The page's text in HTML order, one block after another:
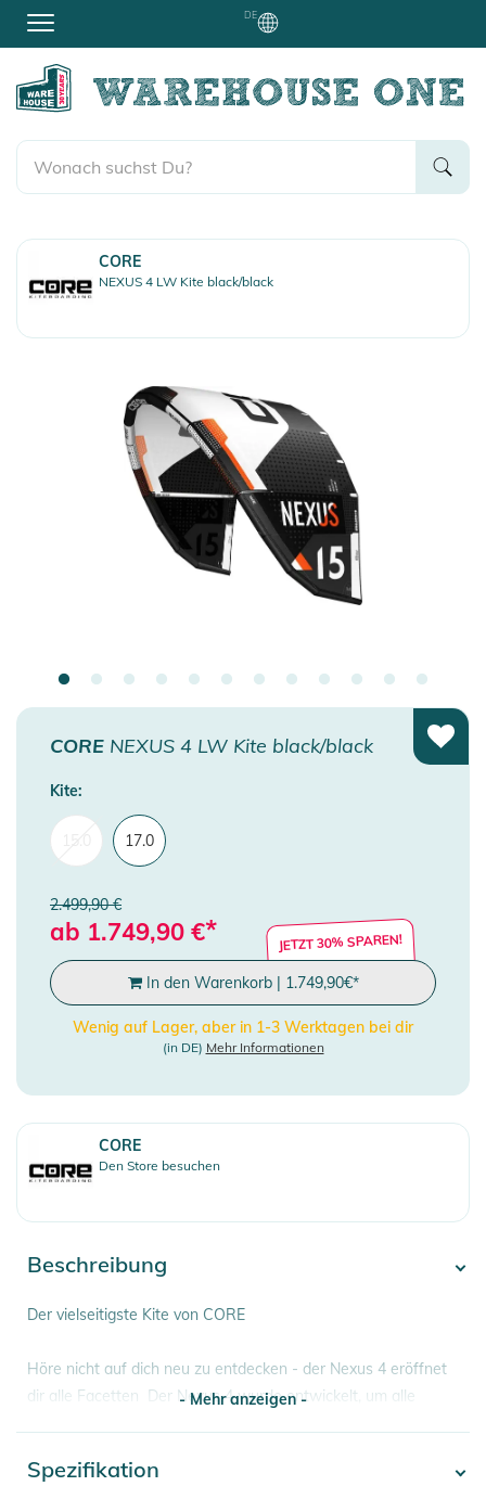
DE
CORE
NEXUS 4 LW Kite black/black
CORE NEXUS 4 LW Kite black/black
Kite:
17.0
2.499,90 €
ab 1.749,90 €* JETZT 30% SPAREN!
In den Warenkorb| 1.749,90€*
Wenig auf Lager, aber in 1-3 Werktagen bei dir
(in DE) Mehr Informationen
CORE
Den Store besuchen
Beschreibung
Der vielseitigste Kite von CORE
Höre nicht auf dich neu zu entdecken - der Nexus 4 eröffnet
dir alle Facetten Der Nexus 4 wurde entwickelt, um alle
reaktiv, kleinste Steuerimpulse setzt er unmittelbar in lineare
- Mehr anzeigen -
Spezifikation